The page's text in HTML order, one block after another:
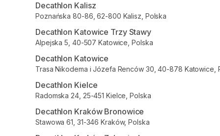
Decathlon Kalisz
Poznańska 80-86, 62-800 Kalisz, Polska
Decathlon Katowice Trzy Stawy
Alpejska 5, 40-507 Katowice, Polska
Decathlon Katowice
Trasa Nikodema i Józefa Renców 30, 40-878 Katowice,
Decathlon Kielce
Radomska 24, 25-451 Kielce, Polska
Decathlon Kraków Bronowice
Stawowa 61, 31-346 Kraków, Polska